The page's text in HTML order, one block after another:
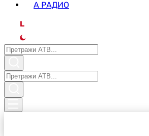
А РАДИО
L